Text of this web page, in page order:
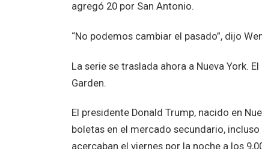
agregó 20 por San Antonio.
“No podemos cambiar el pasado”, dijo
La serie se traslada ahora a Nueva York.
Garden.
El presidente Donald Trump, nacido en
boletas en el mercado secundario,
acercaban el viernes por la noche a los